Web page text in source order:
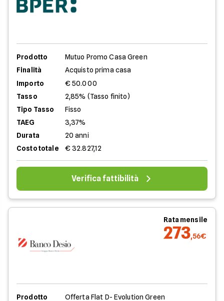
Prodotto
Mutuo Promo Casa Green
Finalità
Acquisto prima casa
Importo
€ 50.000
Tasso
2,85% (Tasso finito)
Tipo Tasso
Fisso
TAEG
3,37%
Durata
20 anni
Costo totale
€ 32.827,12
Verifica fattibilità
Rata mensile
273,56€
Prodotto
Offerta Flat D- Evolution Green